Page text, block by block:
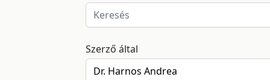
Szerző által